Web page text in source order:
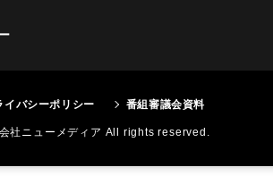
イバシーポリシー 番組審議会資料
社ニューメディア All rights reserved.